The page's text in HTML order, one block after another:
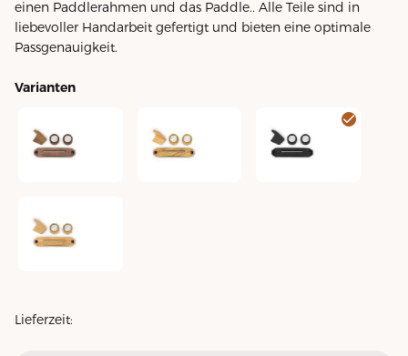
einen Paddlerahmen und das Paddle.. Alle Teile sind in
liebevoller Handarbeit gefertigt und bieten eine optimale
Passgenauigkeit.
Varianten
Lieferzeit: